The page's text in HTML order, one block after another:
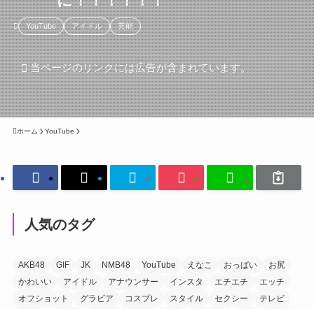
YouTube アイドル 芸能
当ページのリンクには広告が含まれています。
ホーム YouTube
人気のタグ
AKB48 GIF JK NMB48 YouTube えなこ おっぱい
お尻
かわいい
アイドル アナウンサー インスタ エチエチ
エッチ
オフショット
グラビア コスプレ スタイル セクシー
テレビ